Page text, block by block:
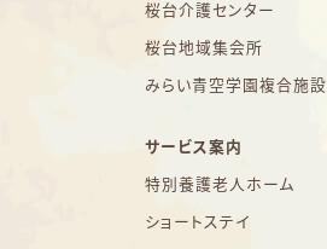
桜台介護センター
桜台地域集会所
みらい青空学園複合施設
サービス案内
特別養護老人ホーム
ショートステイ